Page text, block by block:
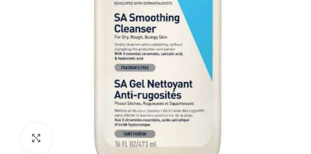
Click to enlarge